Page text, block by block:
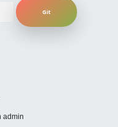
admin